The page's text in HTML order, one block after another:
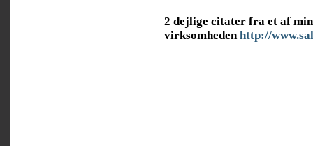
2 dejlige citater fra et af
virksomhedenhttp://